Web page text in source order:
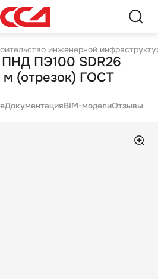
инженерной
ПНД ПЭ100 SDR26
м (отрезок) ГОСТ
ДокументацияBIM-моделиОтзывы